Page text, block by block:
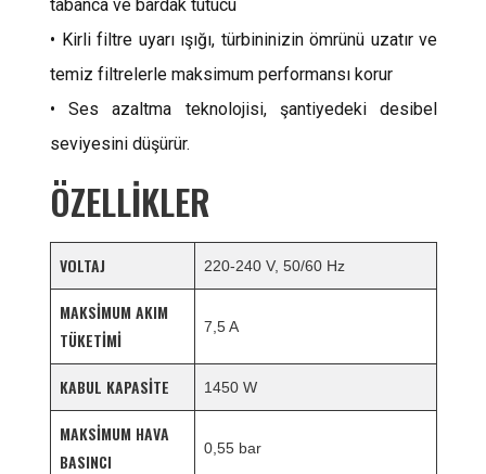
tabanca ve bardak tutucu
• Kirli filtre uyarı ışığı, türbininizin ömrünü uzatır ve
temiz filtrelerle maksimum performansı korur
• Ses azaltma teknolojisi, şantiyedeki desibel
seviyesini düşürür.
ÖZELLİKLER
VOLTAJ 220-240 V, 50/60 Hz
MAKSIMUM AKIM
TÜKETIMI
7,5 A
KABUL KAPASITE 1450 W
MAKSIMUM HAVA
BASINCI
0,55 bar